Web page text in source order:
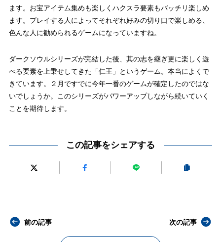
ます。お宝アイテム集めも楽しくハクスラ要素もバッチリ楽しめ
ます。プレイする人によってそれぞれ好みの切り口で楽しめる、
色んな人に勧められるゲームになっていますね。
ダークソウルシリーズが完結した後、其の志を継ぎ更に楽しく遊
べる要素を上乗せしてきた「仁王」というゲーム。本当によくで
きています。２月ですでに今年一番のゲームが確定したのではな
いでしょうか。このシリーズがパワーアップしながら続いていく
ことを期待します。
この記事をシェアする
前の記事 次の記事